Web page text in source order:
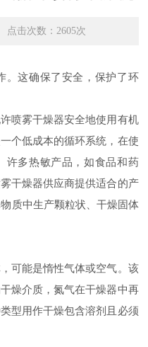
击次数：2605次
。这确保了安全，保护了环
喷雾干燥器安全地使用有机
个低成本的循环系统，在使
许多热敏产品，如食品和药
干燥器供应商提供适合的产
质中生产颗粒状、干燥固体
可能是惰性气体或空气。该
燥介质，氮气在干燥器中再
型用作干燥包含溶剂且必须